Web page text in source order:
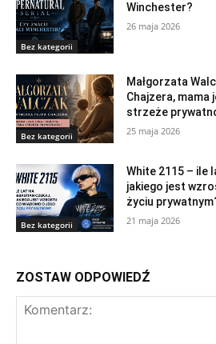
Bez kategorii
Winchester?
26 maja 2026
Bez kategorii
Małgorzata
Chajzera, mama
strzeże
25 maja 2026
Bez kategorii
White 2115 – ile
jakiego jest
życiu
21 maja 2026
ZOSTAW ODPOWIEDŹ